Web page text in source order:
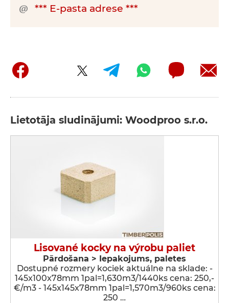
*** E-pasta adrese ***
Lietotāja sludinājumi: Woodproo s.r.o.
Lisované kocky na výrobu paliet
Pārdošana > Iepakojums, paletes
Dostupné rozmery kociek aktuálne na sklade: -
145x100x78mm 1pal=1,630m3/1440ks cena: 250,-
€/m3 - 145x145x78mm 1pal=1,570m3/960ks cena:
250 …